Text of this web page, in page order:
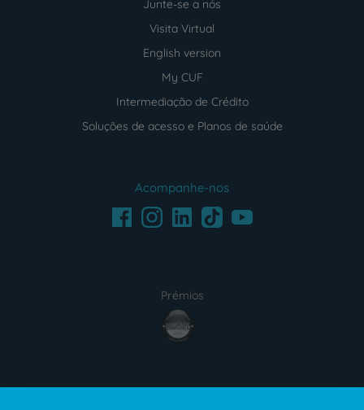
Junte-se a nós
Visita Virtual
English version
My CUF
Intermediação de Crédito
Soluções de acesso e Planos de saúde
Acompanhe-nos
FacebookInstagramLinkedInTikTokYoutube
Prémios
award4